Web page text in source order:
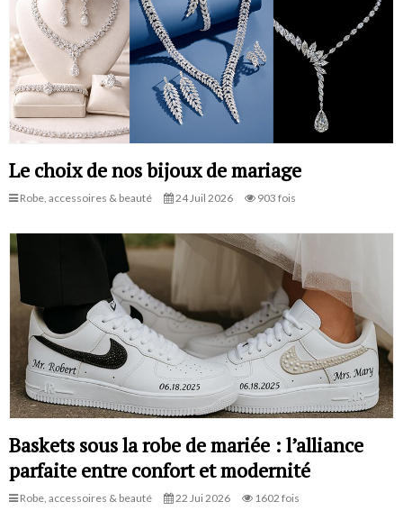
Le choix de nos bijoux de mariage
Robe, accessoires & beauté 24 Juil 2026 903 fois
Baskets sous la robe de mariée : l’alliance
parfaite entre confort et modernité
Robe, accessoires & beauté 22 Jui 2026 1602 fois